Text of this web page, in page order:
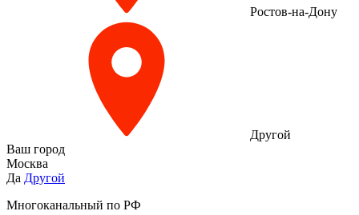
Ростов-на-Дону
Другой
Ваш город
Москва
Да Другой
Многоканальный по РФ